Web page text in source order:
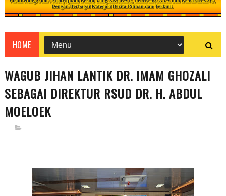
HOME
WAGUB JIHAN LANTIK DR. IMAM GHOZALI
SEBAGAI DIREKTUR RSUD DR. H. ABDUL
MOELOEK